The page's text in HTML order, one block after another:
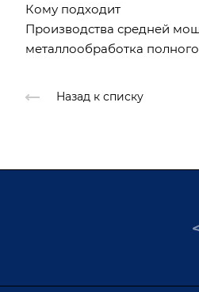
Кому подходит
Производства средней
металлообработка
Назад к списку